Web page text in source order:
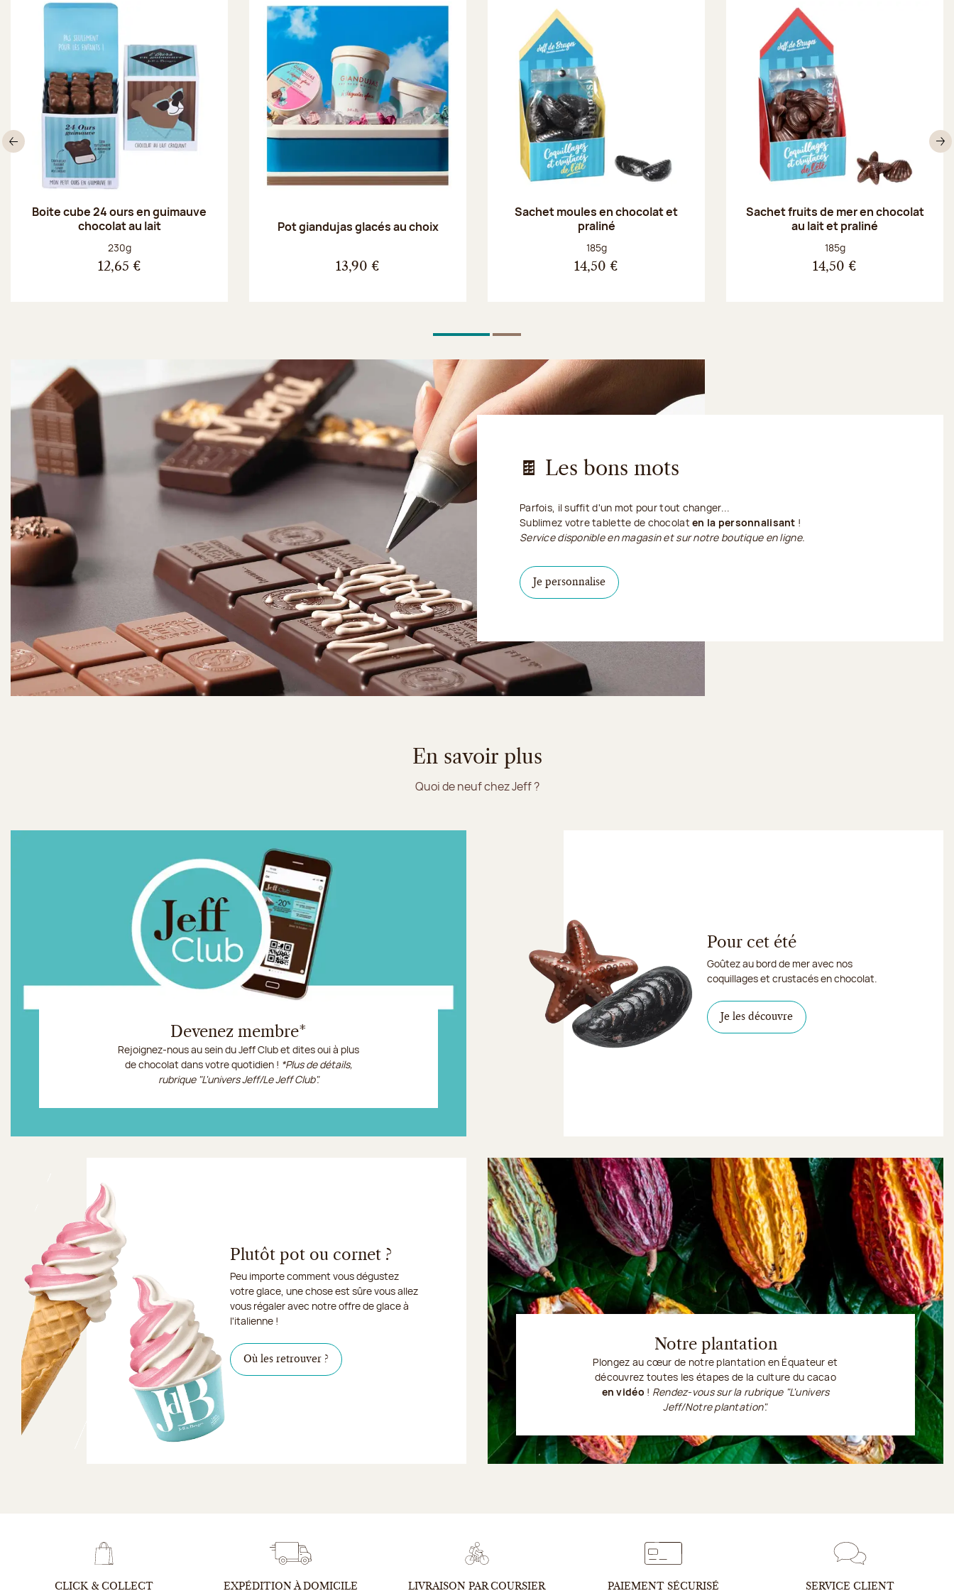
Boite cube 24 ours en guimauve
chocolat au lait
Poids net :
230g
12,65 €
Pot giandujas glacés au choix
13,90 €
Sachet moules en chocolat et
praliné
Poids net :
185g
14,50 €
Sachet fruits de mer en chocolat
au lait et praliné
Poids net :
185g
14,50 €
Précédent
1Sur 22Sur 2
🍫 Les bons mots
Parfois, il suffit d'un mot pour tout changer...
Sublimez votre tablette de chocolaten la personnalisant !
Service disponible en magasin et sur notre boutique en ligne.
Je personnaliseJe personnalise ma tablette de chocolat
En savoir plus
Quoi de neuf chez Jeff ?
Devenez membre*
Rejoignez-nous au sein du Jeff Club et dites oui à plus
de chocolat dans votre quotidien ! *Plus de détails,
rubrique "L'univers Jeff/Le Jeff Club".
Plutôt pot ou cornet ?
Peu importe comment vous dégustez
votre glace, une chose est sûre vous allez
vous régaler avec notre offre de glace à
l'italienne !
Où les retrouver ?Cliquer ici pour savoir où les retrouver
Pour cet été
Goûtez au bord de mer avec nos
coquillages et crustacés en chocolat.
Je les découvre
Notre plantation
Plongez au cœur de notre plantation en Équateur et
découvrez toutes les étapes de la culture du cacao
en vidéo ! Rendez-vous sur la rubrique "L'univers
Jeff/Notre plantation".
CLICK & COLLECT EXPÉDITION À DOMICILE LIVRAISON PAR COURSIER PAIEMENT SÉCURISÉ SERVICE CLIENT